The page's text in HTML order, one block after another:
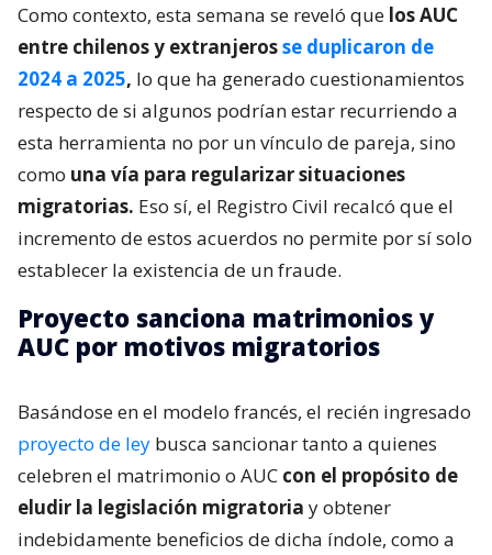
Como contexto, esta semana se reveló que los AUC
entre chilenos y extranjerosse duplicaron de
2024 a 2025, lo que ha generado cuestionamientos
respecto de si algunos podrían estar recurriendo a
esta herramienta no por un vínculo de pareja, sino
como una vía para regularizar situaciones
migratorias. Eso sí, el Registro Civil recalcó que el
incremento de estos acuerdos no permite por sí solo
establecer la existencia de un fraude.
Proyecto sanciona matrimonios y
AUC por motivos migratorios
Basándose en el modelo francés, el recién ingresado
proyecto de ley busca sancionar tanto a quienes
celebren el matrimonio o AUC con el propósito de
eludir la legislación migratoria y obtener
indebidamente beneficios de dicha índole, como a